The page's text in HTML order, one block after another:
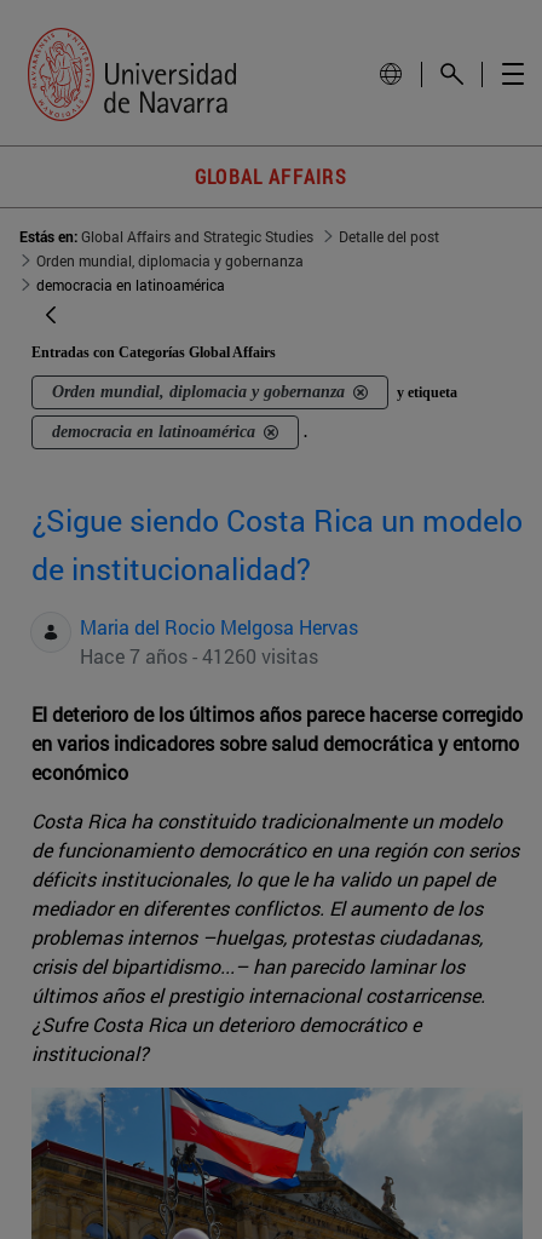
GLOBAL AFFAIRS
Estás en:Global Affairs and Strategic Studies
Detalle del post
Orden mundial, diplomacia y gobernanza
democracia en latinoamérica
Entradas con Categorías Global Affairs
Orden mundial, diplomacia y gobernanza y etiqueta
democracia en latinoamérica .
¿Sigue siendo Costa Rica un modelo
de institucionalidad?
Maria del Rocio Melgosa Hervas
Hace 7 años - 41260 visitas
El deterioro de los últimos años parece hacerse corregido
en varios indicadores sobre salud democrática y entorno
económico
Costa Rica ha constituido tradicionalmente un modelo
de funcionamiento democrático en una región con serios
déficits institucionales, lo que le ha valido un papel de
mediador en diferentes conflictos. El aumento de los
problemas internos –huelgas, protestas ciudadanas,
crisis del bipartidismo...– han parecido laminar los
últimos años el prestigio internacional costarricense.
¿Sufre Costa Rica un deterioro democrático e
institucional?